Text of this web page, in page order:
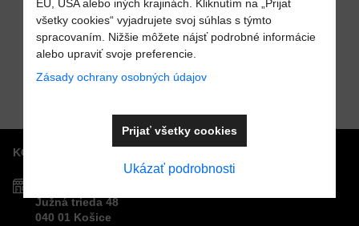
Odoslať
Valčekový
zatvárač
saunových
Cena s DPH
44,80 €
KONTAKTY
Južná trieda 48
040 01 Košice
EÚ, USA alebo iných krajinách. Kliknutím na „Prijať
všetky cookies“ vyjadrujete svoj súhlas s týmto
spracovaním. Nižšie môžete nájsť podrobné informácie
alebo upraviť svoje preferencie.
Zásady ochrany osobných údajov
Ukázať podrobnosti
Prijať všetky cookies